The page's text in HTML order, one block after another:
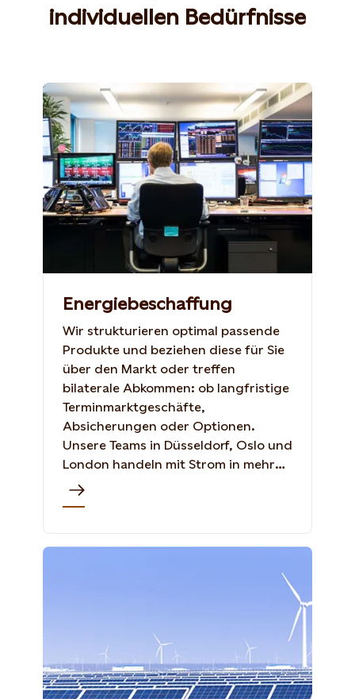
individuellen Bedürfnisse
Energiebeschaffung
Wir strukturieren optimal passende
Produkte und beziehen diese für Sie
über den Markt oder treffen
bilaterale Abkommen: ob langfristige
Terminmarktgeschäfte,
Absicherungen oder Optionen.
Unsere Teams in Düsseldorf, Oslo und
London handeln mit Strom in mehr
als 20 europäischen Ländern und
sind an 13 Strombörsen aktiv.